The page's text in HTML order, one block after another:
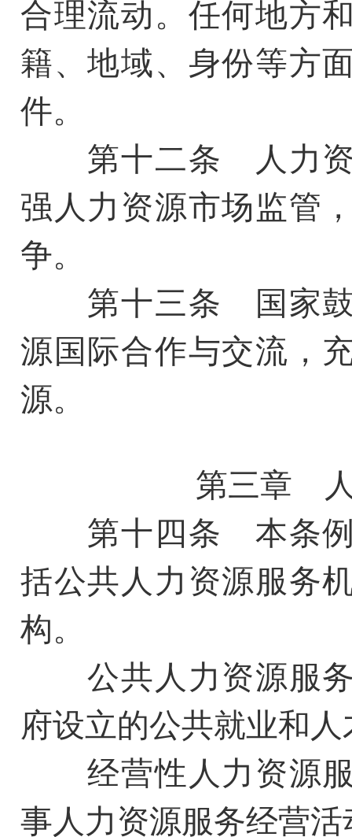
合理流动。任何地方
籍、地域、身份等方
件。
第十二条 人力资
强人力资源市场监管
争。
第十三条 国家鼓
源国际合作与交流，
源。
第三章
第十四条 本条例
括公共人力资源服务
构。
公共人力资源服务
府设立的公共就业和
经营性人力资源服
事人力资源服务经营